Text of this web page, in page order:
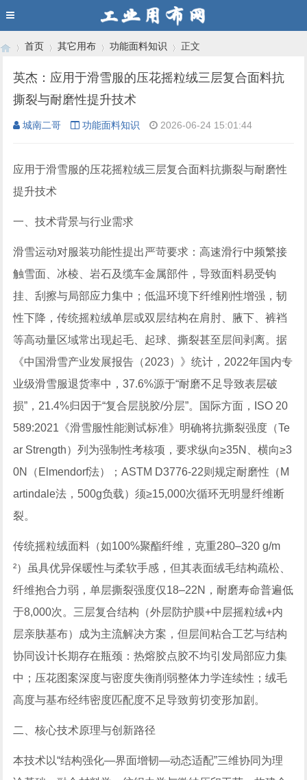
›
首页
›
其它用布
›
功能面料知识 正文
英杰：应用于滑雪服的压花摇粒绒三层复合面料抗
撕裂与耐磨性提升技术
城南二哥 功能面料知识 2026-06-24 15:01:44
应用于滑雪服的压花摇粒绒三层复合面料抗撕裂与耐磨性
提升技术
一、技术背景与行业需求
滑雪运动对服装功能性提出严苛要求：高速滑行中频繁接
触雪面、冰棱、岩石及缆车金属部件，导致面料易受钩
挂、刮擦与局部应力集中；低温环境下纤维刚性增强，韧
性下降，传统摇粒绒单层或双层结构在肩肘、腋下、裤裆
等高动量区域常出现起毛、起球、撕裂甚至层间剥离。据
《中国滑雪产业发展报告（2023）》统计，2022年国内专
业级滑雪服退货率中，37.6%源于“耐磨不足导致表层破
损”，21.4%归因于“复合层脱胶/分层”。国际方面，ISO 20
589:2021《滑雪服性能测试标准》明确将抗撕裂强度（Te
ar Strength）列为强制性考核项，要求纵向≥35N、横向≥3
0N（Elmendorf法）；ASTM D3776-22则规定耐磨性（M
artindale法，500g负载）须≥15,000次循环无明显纤维断
裂。
传统摇粒绒面料（如100%聚酯纤维，克重280–320 g/m
²）虽具优异保暖性与柔软手感，但其表面绒毛结构疏松、
纤维抱合力弱，单层撕裂强度仅18–22N，耐磨寿命普遍低
于8,000次。三层复合结构（外层防护膜+中层摇粒绒+内
层亲肤基布）成为主流解决方案，但层间粘合工艺与结构
协同设计长期存在瓶颈：热熔胶点胶不均引发局部应力集
中；压花图案深度与密度失衡削弱整体力学连续性；绒毛
高度与基布经纬密度匹配度不足导致剪切变形加剧。
二、核心技术原理与创新路径
本技术以“结构强化—界面增韧—动态适配”三维协同为理